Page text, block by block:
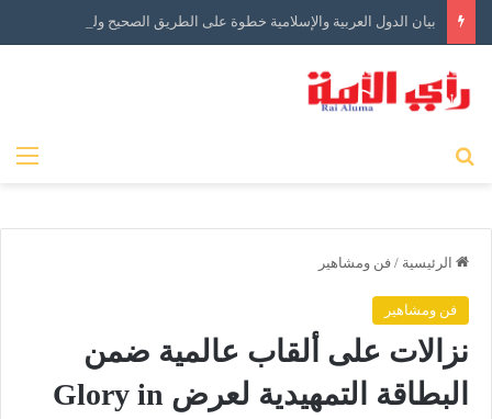
بيان الدول العربية والإسلامية خطوة على الطريق الصحيح ولكن…
الرئيسية / فن ومشاهير
فن ومشاهير
نزالات على ألقاب عالمية ضمن
البطاقة التمهيدية لعرض Glory in